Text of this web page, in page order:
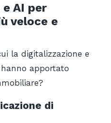
AI per
veloce e
la digitalizzazione e
apportato
di